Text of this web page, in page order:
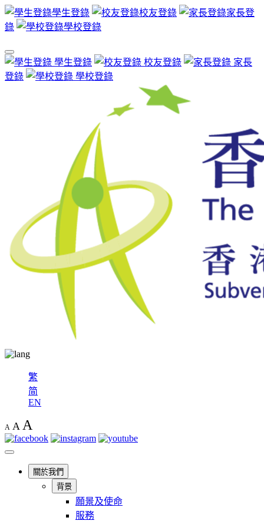
學生登錄 校友登錄
家長登
錄
學校登錄
學生登錄 校友登錄
家長
登錄
學校登錄
繁
简
EN
A A A
關於我們
背景
願景及使命
服務